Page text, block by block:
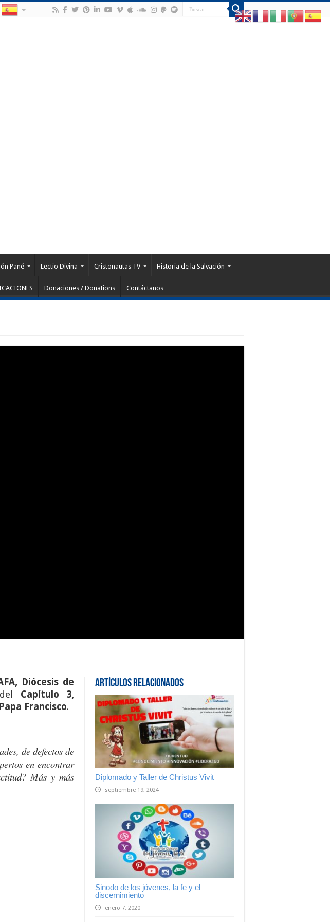
Pané Lectio Divina Cristonautas TV Historia de la Salvación
Donaciones / Donations Contáctanos
Artículos Relacionados
Diplomado y Taller de Christus Vivit
septiembre 19, 2024
Sinodo de los jóvenes, la fe y el
discernimiento
enero 7, 2020
Diócesis de
Capítulo 3,
Papa Francisco.
de defectos de
en encontrar
Más y más